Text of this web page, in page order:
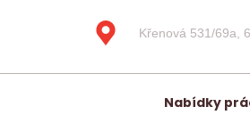
Křenová 531/69a,
Nabídky